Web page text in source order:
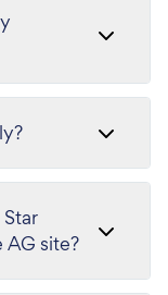
site?